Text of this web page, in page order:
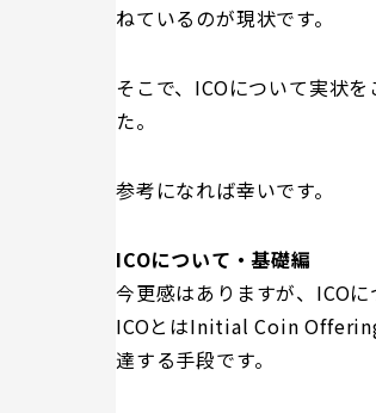
ねているのが現状です。
そこで、ICOについて実状
た。
参考になれば幸いです。
ICOについて・基礎編
今更感はありますが、ICO
ICOとはInitial Coin
達する手段です。